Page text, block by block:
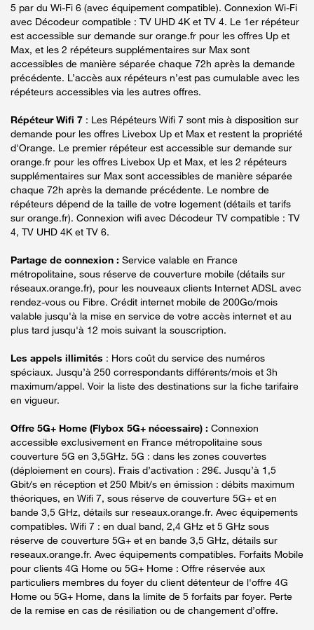
5 par du Wi-Fi 6 (avec équipement compatible). Connexion Wi-Fi
avec Décodeur compatible : TV UHD 4K et TV 4. Le 1er répéteur
est accessible sur demande sur orange.fr pour les offres Up et
Max, et les 2 répéteurs supplémentaires sur Max sont
accessibles de manière séparée chaque 72h après la demande
précédente. L’accès aux répéteurs n’est pas cumulable avec les
répéteurs accessibles via les autres offres.
Répéteur Wifi 7 : Les Répéteurs Wifi 7 sont mis à disposition sur
demande pour les offres Livebox Up et Max et restent la propriété
d'Orange. Le premier répéteur est accessible sur demande sur
orange.fr pour les offres Livebox Up et Max, et les 2 répéteurs
supplémentaires sur Max sont accessibles de manière séparée
chaque 72h après la demande précédente. Le nombre de
répéteurs dépend de la taille de votre logement (détails et tarifs
sur orange.fr). Connexion wifi avec Décodeur TV compatible : TV
4, TV UHD 4K et TV 6.
Partage de connexion : Service valable en France
métropolitaine, sous réserve de couverture mobile (détails sur
réseaux.orange.fr), pour les nouveaux clients Internet ADSL avec
rendez-vous ou Fibre. Crédit internet mobile de 200Go/mois
valable jusqu'à la mise en service de votre accès internet et au
plus tard jusqu'à 12 mois suivant la souscription.
Les appels illimités : Hors coût du service des numéros
spéciaux. Jusqu’à 250 correspondants différents/mois et 3h
maximum/appel. Voir la liste des destinations sur la fiche tarifaire
en vigueur.
Offre 5G+ Home (Flybox 5G+ nécessaire) : Connexion
accessible exclusivement en France métropolitaine sous
couverture 5G en 3,5GHz. 5G : dans les zones couvertes
(déploiement en cours). Frais d’activation : 29€. Jusqu’à 1,5
Gbit/s en réception et 250 Mbit/s en émission : débits maximum
théoriques, en Wifi 7, sous réserve de couverture 5G+ et en
bande 3,5 GHz, détails sur reseaux.orange.fr. Avec équipements
compatibles. Wifi 7 : en dual band, 2,4 GHz et 5 GHz sous
réserve de couverture 5G+ et en bande 3,5 GHz, détails sur
reseaux.orange.fr. Avec équipements compatibles. Forfaits Mobile
pour clients 4G Home ou 5G+ Home : Offre réservée aux
particuliers membres du foyer du client détenteur de l'offre 4G
Home ou 5G+ Home, dans la limite de 5 forfaits par foyer. Perte
de la remise en cas de résiliation ou de changement d’offre.